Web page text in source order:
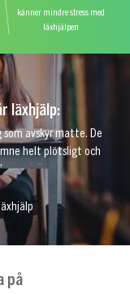
känner mindre stress med
läxhjälpen
läxhjälp:
avskyr matte. De
helt plötsligt och
på